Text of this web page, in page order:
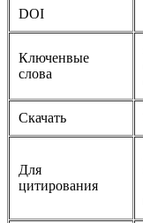
DOI
Ключенвые
слова
Скачать
Для
цитирования